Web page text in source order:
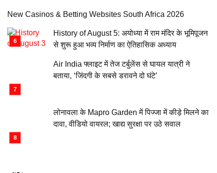
New Casinos & Betting Websites South Africa 2026
History of August 5: अयोध्या में राम मंदिर के भूमिपूजन
से शुरू हुआ भव्य निर्माण का ऐतिहासिक अध्याय
Air India फ्लाइट में तेज टर्बुलेंस से घायल यात्री ने
बताया, ‘जिंदगी के सबसे डरावने दो घंटे’
लोनावला के Mapro Garden में पिज्जा में कीड़े मिलने का
दावा, वीडियो वायरल; खाद्य सुरक्षा पर उठे सवाल